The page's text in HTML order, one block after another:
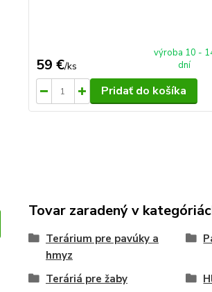
59 €/ks
výroba 10 -
dní
Pridať do košíka
Tovar zaradený v
Terárium pre pavúky a
hmyz
Teráriá pre žaby